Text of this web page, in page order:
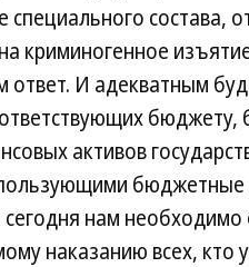
состава,
криминогенное
ответ. И адекватным
активов
бюджетные
нам необходимо
наказанию всех, кто